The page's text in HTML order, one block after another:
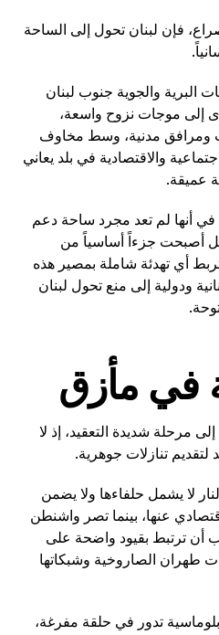
فإن لبنان تحول إلى الساحة
البرية والجوية جنوب لبنان
إلى موجات نزوح واسعة،
ومرافق مدنية، وسط مخاوف
والاقتصادية في بلد يعاني
عميقة.
في أنها لم تعد مجرد ساحة دعم
أصبحت جزءاً أساسياً من
أي تهدئة شاملة بمصير هذه
ودولية إلى منع تحول لبنان
في مأزق
مرحلة شديدة التعقيد، إذ لا
تنازلات جوهرية.
لا يشمل حلفاءها ولا يضمن
عنها، بينما تصر واشنطن
أن ترتبط بقيود واضحة على
طهران الصاروخية وشبكاتها
تدور في حلقة مفرغة،